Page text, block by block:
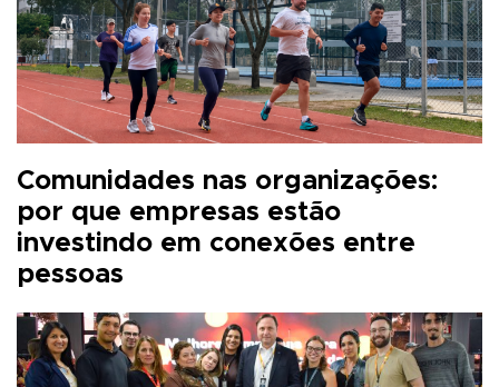
Comunidades nas organizações:
por que empresas estão
investindo em conexões entre
pessoas